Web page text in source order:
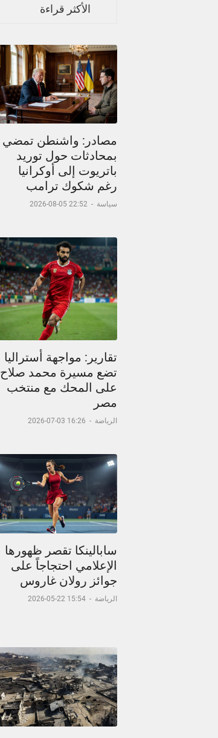
الأكثر قراءة
مصادر: واشنطن تمضي
بمحادثات حول توريد
باتريوت إلى أوكرانيا
رغم شكوك ترامب
سياسة -
22:52 05-08-2026
تقارير: مواجهة أستراليا
تضع مسيرة محمد صلاح
على المحك مع منتخب
مصر
الرياضة -
16:26 03-07-2026
سابالينكا تقصر ظهورها
الإعلامي احتجاجاً على
جوائز رولان غاروس
الرياضة -
15:54 22-05-2026